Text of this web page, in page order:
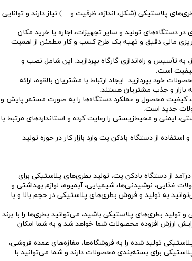
پلاستیکی (شکل، اندازه، ظرفیت و ...) نیاز دارند و توانایی
در دستگاه‌های تولید و سایر تجهیزات، اجاره یا خرید مکان
مالی دقیق و تهیه یک طرح کسب و کار مطمئن از اهمیت
به تأسیس و راه‌اندازی گارگاه بپردازید. این شامل نصب و
کیفیت است.
خود بپردازید. ایجاد ارتباط با مشتریان بالقوه، ارائه
بازار و جذب مشتریان هستند.
کیفیت محصول و عملکرد دستگاه‌ها را به صورت مستمر پایش و
جدید است.
ایمنی و محیط‌زیستی را رعایت کرده و استانداردهای مرتبط با
از دستگاه بادکن پت وارد بازار کار در حوزه تولید
از دستگاه بادکن پت، تولید بطری‌های پلاستیکی برای
غذایی، نوشیدنی‌ها، شیمیایی، آبمیوه، لوازم بهداشتی و
به تولید و فروش بطری‌های پلاستیکی در حجم بالا و با
و تولید بطری‌های پلاستیکی باشید، می‌توانید بطری‌ها را با برند
ارزش افزوده محصولات شما خواهد شد و به شما امکان
تولید شده را به فروشگاه‌ها، مغازه‌های عمده فروشی،
برای بسته‌بندی محصولات دارند و شما می‌توانید با